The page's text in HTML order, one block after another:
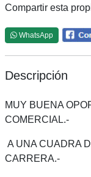
Compartir esta
WhatsApp
Descripción
MUY BUENA
COMERCIAL.-
A UNA CUADRA
CARRERA.-